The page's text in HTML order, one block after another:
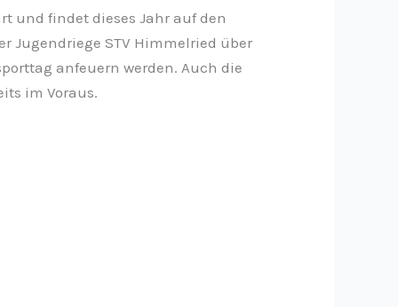
und findet dieses Jahr auf den
Jugendriege STV Himmelried über
anfeuern werden. Auch die
im Voraus.